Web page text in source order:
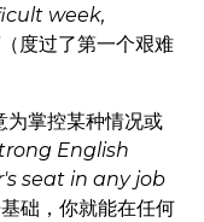
week,
（度过了第一个艰难
掌控某种情况或
English
seat in any job
础，你就能在任何